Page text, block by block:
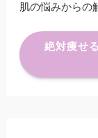
肌の悩みからの
絶対痩せ